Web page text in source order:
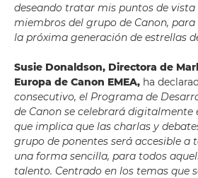
deseando tratar mis puntos de
miembros del grupo de Canon,
la próxima generación de estrellas
Susie Donaldson, Directora de
Europa de Canon EMEA, ha
consecutivo, el Programa de
de Canon se celebrará digitalmente
que implica que las charlas y
grupo de ponentes será accesible a
una forma sencilla, para todos
talento. Centrado en los temas que